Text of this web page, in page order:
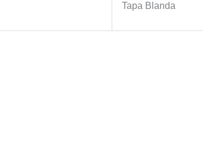
Tapa Blanda